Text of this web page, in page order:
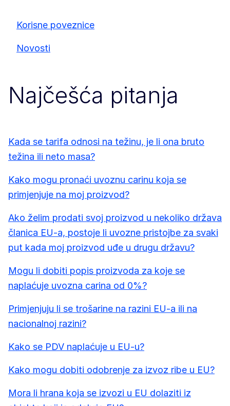
Korisne poveznice
Novosti
Najčešća pitanja
Kada se tarifa odnosi na težinu, je li ona bruto
težina ili neto masa?
Kako mogu pronaći uvoznu carinu koja se
primjenjuje na moj proizvod?
Ako želim prodati svoj proizvod u nekoliko država
članica EU-a, postoje li uvozne pristojbe za svaki
put kada moj proizvod uđe u drugu državu?
Mogu li dobiti popis proizvoda za koje se
naplaćuje uvozna carina od 0%?
Primjenjuju li se trošarine na razini EU-a ili na
nacionalnoj razini?
Kako se PDV naplaćuje u EU-u?
Kako mogu dobiti odobrenje za izvoz ribe u EU?
Mora li hrana koja se izvozi u EU dolaziti iz